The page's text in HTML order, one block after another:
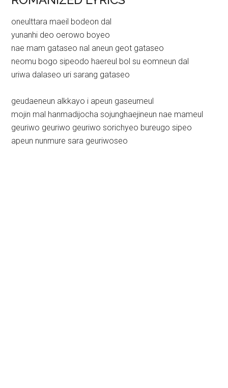
oneulttara maeil bodeon dal
yunanhi deo oerowo boyeo
nae mam gataseo nal aneun geot gataseo
neomu bogo sipeodo haereul bol su eomneun dal
uriwa dalaseo uri sarang gataseo
geudaeneun alkkayo i apeun gaseumeul
mojin mal hanmadijocha sojunghaejineun nae mameul
geuriwo geuriwo geuriwo sorichyeo bureugo sipeo
apeun nunmure sara geuriwoseo